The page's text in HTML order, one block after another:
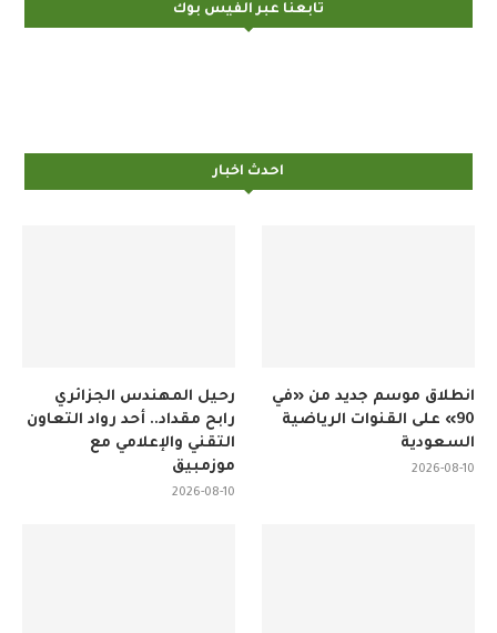
تابعنا عبر الفيس بوك
احدث اخبار
رحيل المهندس الجزائري
رابح مقداد.. أحد رواد التعاون
التقني والإعلامي مع
موزمبيق
2026-08-10
انطلاق موسم جديد من «في
90» على القنوات الرياضية
السعودية
2026-08-10